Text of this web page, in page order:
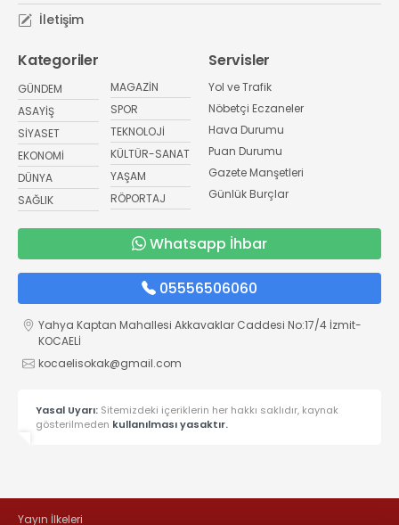
İletişim
Kategoriler
GÜNDEM
ASAYİŞ
SİYASET
EKONOMİ
DÜNYA
SAĞLIK
MAGAZİN
SPOR
TEKNOLOJİ
KÜLTÜR-SANAT
YAŞAM
RÖPORTAJ
Servisler
Yol ve Trafik
Nöbetçi Eczaneler
Hava Durumu
Puan Durumu
Gazete Manşetleri
Günlük Burçlar
Whatsapp İhbar
05556506060
Yahya Kaptan Mahallesi Akkavaklar Caddesi No:17/4 İzmit-
KOCAELİ
kocaelisokak@gmail.com
Yasal Uyarı: Sitemizdeki içeriklerin her hakkı saklıdır, kaynak
gösterilmeden kullanılması yasaktır.
Yayın İlkeleri